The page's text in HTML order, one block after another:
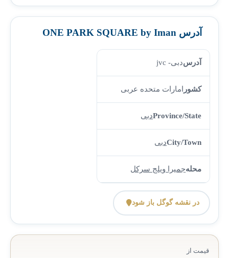
آدرس ONE PARK SQUARE by Iman
آدرسدبی- jvc
کشورامارات متحده عربی
Province/Stateدبی
City/Townدبی
محلهجمیرا ویلج سرکل
در نقشه گوگل باز شود
قیمت از